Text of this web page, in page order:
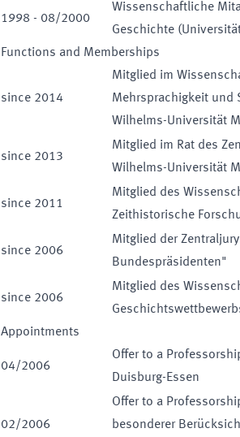
1998 - 08/2000
Wissenschaftliche
Geschichte
Functions and Memberships
since 2014
Mitglied im
Mehrsprachigkeit und
Wilhelms-Universität
since 2013
Mitglied im Rat des
Wilhelms-Universität
since 2011
Mitglied des
Zeithistorische
since 2006
Mitglied der
Bundespräsidenten"
since 2006
Mitglied des
Appointments
04/2006
Offer to a
Duisburg-Essen
02/2006
Offer to a
besonderer